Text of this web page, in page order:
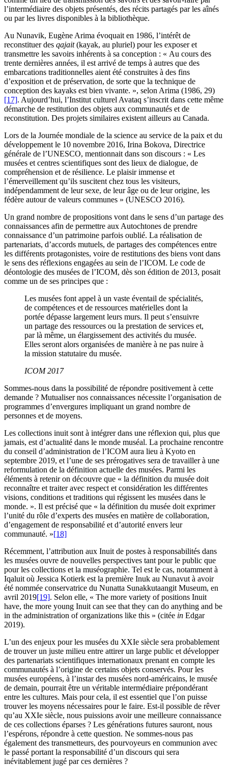
l’intermédiaire des objets présentés, des récits partagés par les aînés
ou par les livres disponibles à la bibliothèque.
Au Nunavik, Eugène Arima évoquait en 1986, l’intérêt de
reconstituer des qajait(kayak, au pluriel) pour les exposer et
transmettre les savoirs inhérents à sa conception : « Au cours des
trente dernières années, il est arrivé de temps à autres que des
embarcations traditionnelles aient été construites à des fins
d’exposition et de préservation, de sorte que la technique de
conception des kayaks est bien vivante. », selon Arima (1986, 29)
[17]. Aujourd’hui, l’Institut culturel Avataq s’inscrit dans cette même
démarche de restitution des objets aux communautés et de
reconstitution. Des projets similaires existent ailleurs au Canada.
Lors de la Journée mondiale de la science au service de la paix et du
développement le 10 novembre 2016, Irina Bokova, Directrice
générale de l’UNESCO, mentionnait dans son discours : « Les
musées et centres scientifiques sont des lieux de dialogue, de
compréhension et de résilience. Le plaisir immense et
l’émerveillement qu’ils suscitent chez tous les visiteurs,
indépendamment de leur sexe, de leur âge ou de leur origine, les
fédère autour de valeurs communes » (UNESCO 2016).
Un grand nombre de propositions vont dans le sens d’un partage des
connaissances afin de permettre aux Autochtones de prendre
connaissance d’un patrimoine parfois oublié. La réalisation de
partenariats, d’accords mutuels, de partages des compétences entre
les différents protagonistes, voire de restitutions des biens vont dans
le sens des réflexions engagées au sein de l’ICOM. Le code de
déontologie des musées de l’ICOM, dès son édition de 2013, posait
comme un de ses principes que :
Les musées font appel à un vaste éventail de spécialités,
de compétences et de ressources matérielles dont la
portée dépasse largement leurs murs. Il peut s’ensuivre
un partage des ressources ou la prestation de services et,
par là même, un élargissement des activités du musée.
Elles seront alors organisées de manière à ne pas nuire à
la mission statutaire du musée.
ICOM 2017
Sommes-nous dans la possibilité de répondre positivement à cette
demande ? Mutualiser nos connaissances nécessite l’organisation de
programmes d’envergures impliquant un grand nombre de
personnes et de moyens.
Les collections inuit sont à intégrer dans une réflexion qui, plus que
jamais, est d’actualité dans le monde muséal. La prochaine rencontre
du conseil d’administration de l’ICOM aura lieu à Kyoto en
septembre 2019, et l’une de ses prérogatives sera de travailler à une
reformulation de la définition actuelle des musées. Parmi les
éléments à retenir on découvre que « la définition du musée doit
reconnaître et traiter avec respect et considération les différentes
visions, conditions et traditions qui régissent les musées dans le
monde. ». Il est précisé que « la définition du musée doit exprimer
l’unité du rôle d’experts des musées en matière de collaboration,
d’engagement de responsabilité et d’autorité envers leur
communauté. »[18]
Récemment, l’attribution aux Inuit de postes à responsabilités dans
les musées ouvre de nouvelles perspectives tant pour le public que
pour les collections et la muséographie. Tel est le cas, notamment à
Iqaluit où Jessica Kotierk est la première Inuk au Nunavut à avoir
été nommée conservatrice du Nunatta Sunakkutaangit Museum, en
avril 2019[19]. Selon elle, « The more variety of positions Inuit
have, the more young Inuit can see that they can do anything and be
in the administration of organizations like this » (citée in Edgar
2019).
L’un des enjeux pour les musées du XXIe siècle sera probablement
de trouver un juste milieu entre attirer un large public et développer
des partenariats scientifiques internationaux prenant en compte les
communautés à l’origine de certains objets conservés. Pour les
musées européens, à l’instar des musées nord-américains, le musée
de demain, pourrait être un véritable intermédiaire prépondérant
entre les cultures. Mais pour cela, il est essentiel que l’on puisse
trouver les moyens nécessaires pour le faire. Est-il possible de rêver
qu’au XXIe siècle, nous puissions avoir une meilleure connaissance
de ces collections éparses ? Les générations futures sauront, nous
l’espérons, répondre à cette question. Ne sommes-nous pas
également des transmetteurs, des pourvoyeurs en communion avec
le passé portant la responsabilité d’un discours qui sera
inévitablement jugé par ces dernières ?